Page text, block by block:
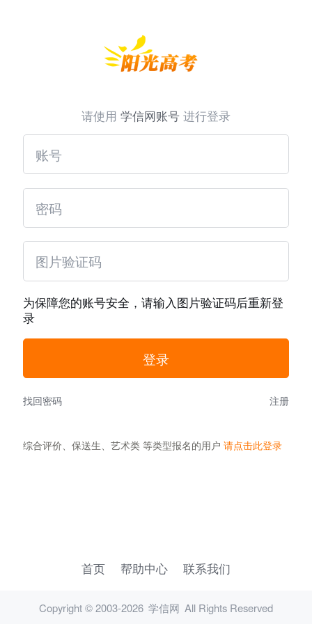
请使用 学信网账号 进行登录
为保障您的账号安全，请输入图片验证码后重新登
录
找回密码 注册
综合评价、保送生、艺术类 等类型报名的用户请点击此登录
首页 帮助中心 联系我们
Copyright © 2003-2026 学信网 All Rights Reserved